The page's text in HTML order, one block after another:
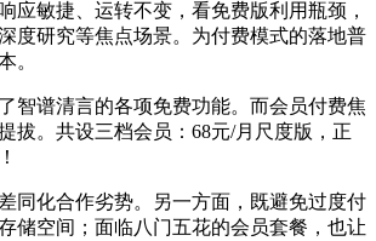
应敏捷、运转不变，看免费版利用瓶颈，
度研究等焦点场景。为付费模式的落地普
。
谱清言的各项免费功能。而会员付费焦
拔。共设三档会员：68元/月尺度版，正
化合作劣势。另一方面，既避免过度付
储空间；面临八门五花的会员套餐，也让